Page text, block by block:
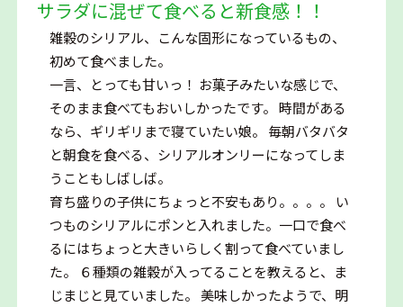
サラダに混ぜて食べると新食感！！
雑穀のシリアル、こんな固形になっているもの、
初めて食べました。
一言、とっても甘いっ！ お菓子みたいな感じで、
そのまま食べてもおいしかったです。 時間がある
なら、ギリギリまで寝ていたい娘。 毎朝バタバタ
と朝食を食べる、シリアルオンリーになってしま
うこともしばしば。
育ち盛りの子供にちょっと不安もあり。。。。 い
つものシリアルにポンと入れました。一口で食べ
るにはちょっと大きいらしく割って食べていまし
た。 ６種類の雑穀が入ってることを教えると、ま
じまじと見ていました。 美味しかったようで、明